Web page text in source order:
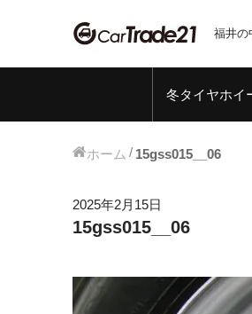
福井の
冬タイヤホイ
ホーム 15gss015__06
2025年2月15日
15gss015__06